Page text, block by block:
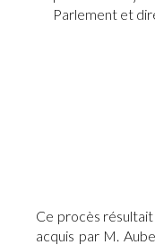
Parlement et
Ce procès résultait
acquis par M.